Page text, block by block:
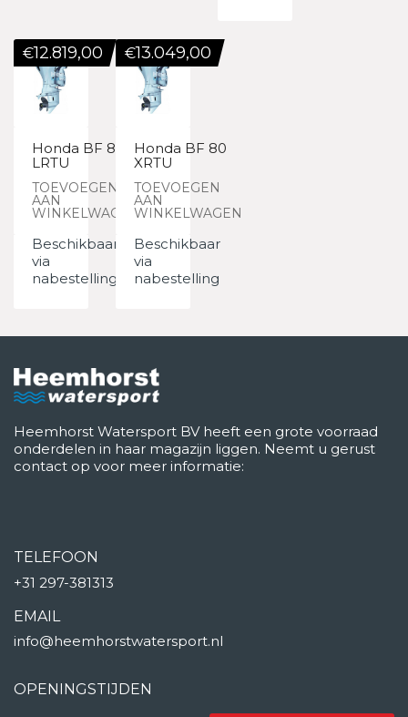
Honda BF 80
LRTU
TOEVOEGEN
AAN
WINKELWAGEN
€12.819,00
Beschikbaar
via
nabestelling
Honda BF 80
XRTU
TOEVOEGEN
AAN
WINKELWAGEN
€13.049,00
Beschikbaar
via
nabestelling
Heemhorst Watersport BV heeft een grote voorraad
onderdelen in haar magazijn liggen. Neemt u gerust
contact op voor meer informatie:
TELEFOON
+31 297-381313
EMAIL
info@heemhorstwatersport.nl
OPENINGSTIJDEN